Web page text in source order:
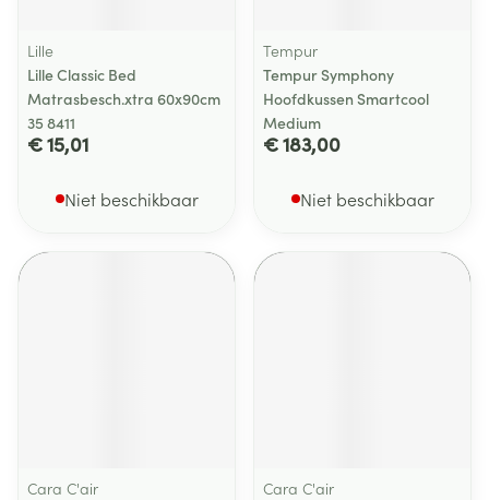
Lille
Lille Classic Bed
Matrasbesch.xtra 60x90cm
35 8411
€ 15,01
Niet beschikbaar
Tempur
Tempur Symphony
Hoofdkussen Smartcool
Medium
€ 183,00
Niet beschikbaar
Cara C'air
Cara C'air